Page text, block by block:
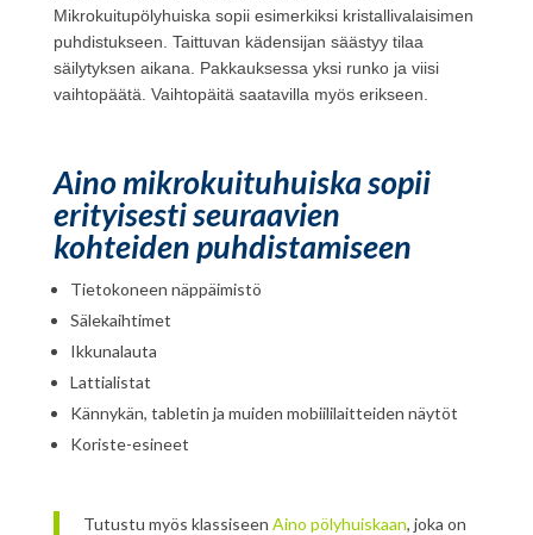
Mikrokuitupölyhuiska sopii esimerkiksi kristallivalaisimen
puhdistukseen. Taittuvan kädensijan säästyy tilaa
säilytyksen aikana. Pakkauksessa yksi runko ja viisi
vaihtopäätä. Vaihtopäitä saatavilla myös erikseen.
Aino mikrokuituhuiska sopii
erityisesti seuraavien
kohteiden puhdistamiseen
Tietokoneen näppäimistö
Sälekaihtimet
Ikkunalauta
Lattialistat
Kännykän, tabletin ja muiden mobiililaitteiden näytöt
Koriste-esineet
Tutustu myös klassiseen Aino pölyhuiskaan, joka on